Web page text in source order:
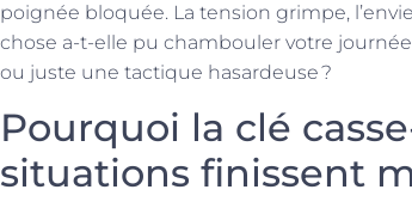
poignée bloquée. La tension grimpe,
chose a-t-elle pu chambouler votre
ou juste une tactique hasardeuse ?
Pourquoi la clé
situations finissent